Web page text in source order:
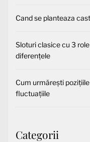
Cand se planteaza
Sloturi clasice cu 3
diferențele
Cum urmărești
fluctuațiile
Categorii